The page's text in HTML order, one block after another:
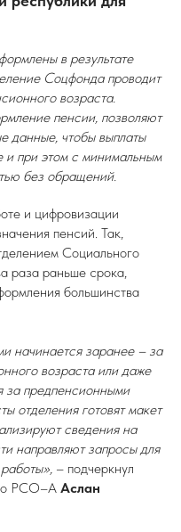
в результате
Соцфонда проводит
возраста.
пенсии, позволяют
данные, чтобы выплаты
и при этом с минимальным
без обращений.
и цифровизации
пенсий. Так,
Социального
раза раньше срока,
большинства
начинается заранее – за
возраста или даже
за предпенсионными
отделения готовят макет
сведения на
направляют запросы для
– подчеркнул
РСО–А Аслан